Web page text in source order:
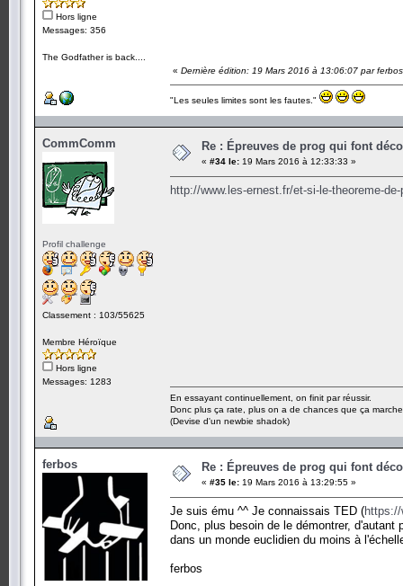
Hors ligne
Messages: 356
The Godfather is back....
« Dernière édition: 19 Mars 2016 à 13:06:07 par ferbos
"Les seules limites sont les fautes."
CommComm
Profil challenge
Classement : 103/55625
Membre Héroïque
Hors ligne
Messages: 1283
Re : Épreuves de prog qui font
« #34 le: 19 Mars 2016 à 12:33:33 »
http://www.les-ernest.fr/et-si-le-theoreme-
En essayant continuellement, on finit par réussir.
Donc plus ça rate, plus on a de chances que ça
(Devise d'un newbie shadok)
ferbos Re : Épreuves de prog qui font
« #35 le: 19 Mars 2016 à 13:29:55 »
Je suis ému ^^ Je connaissais TED (https://
Donc, plus besoin de le démontrer,
dans un monde euclidien du moins à
ferbos